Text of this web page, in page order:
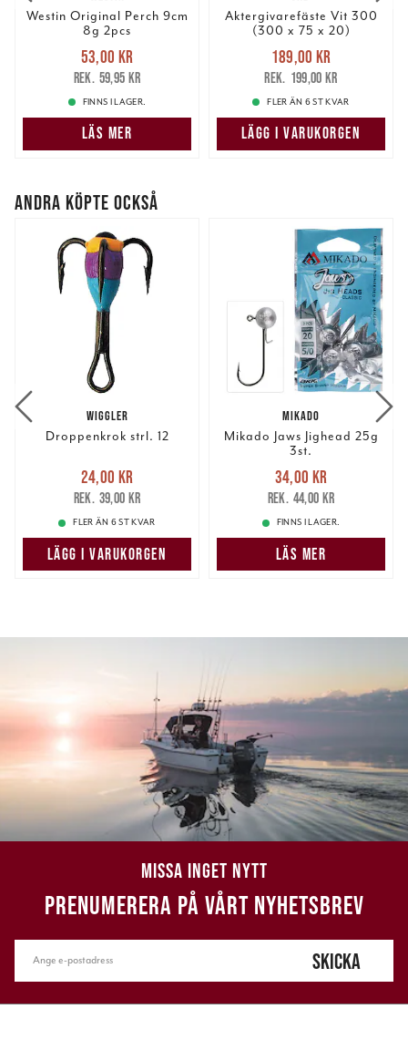
Dessa kan i sin tur kombinera informationen med annan
samlat in när du har använt deras tjänster.
Westin Original Perch 9cm
8g 2pcs
Nuvarande pris
53,00 krTidigare pris
59,95 kr
53,00 kr
59,95 kr
FINNS I LAGER.
LÄS MER
Aktergivarefäste Vit 300
(300 x 75 x 20)
Nuvarande pris
189,00 krTidigare pris
199,00 kr
189,00 kr
199,00 kr
FLER ÄN 6 ST KVAR
LÄGG I VARUKORGEN
ANDRA KÖPTE OCKSÅ
WIGGLER
Droppenkrok strl. 12
Nuvarande pris
24,00 krTidigare pris
39,00 kr
24,00 kr
39,00 kr
FLER ÄN 6 ST KVAR
LÄGG I VARUKORGEN
MIKADO
Mikado Jaws Jighead 25g
3st.
Nuvarande pris
34,00 krTidigare pris
44,00 kr
34,00 kr
44,00 kr
FINNS I LAGER.
LÄS MER
MISSA INGET NYTT
PRENUMERERA PÅ VÅRT NYHETSBREV
SKICKA